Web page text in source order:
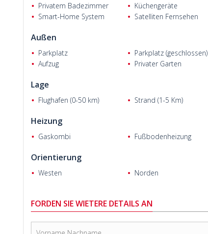
Privatem Badezimmer
Küchengeräte
Smart-Home System
Satelliten Fernsehen
Außen
Parkplatz Parkplatz (geschlossen)
Aufzug
Privater Garten
Lage
Flughafen (0-50 km) Strand (1-5 Km)
Heizung
Gaskombi Fußbodenheizung
Orientierung
Westen Norden
Cengizhan Helvacı
FORDEN SIE WIETERE DETAILS AN